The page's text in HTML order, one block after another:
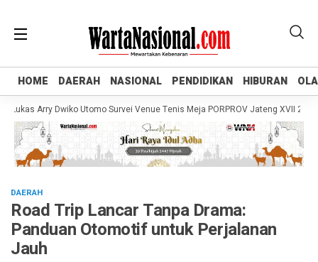
HOME DAERAH NASIONAL PENDIDIKAN HIBURAN
HOME DAERAH NASIONAL PENDIDIKAN HIBURAN
Arry Dwiko Utomo Survei Venue Tenis Meja PORPROV Jateng XVII 2026,
DAERAH
Road Trip Lancar Tanpa Drama:
Panduan Otomotif untuk Perjalanan
Jauh